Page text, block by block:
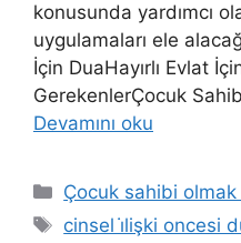
konusunda yardımcı
uygulamaları ele
İçin DuaHayırlı Evlat
GerekenlerÇocuk
Devamını oku
Çocuk sahibi
cinsel i̇lişki oncesi